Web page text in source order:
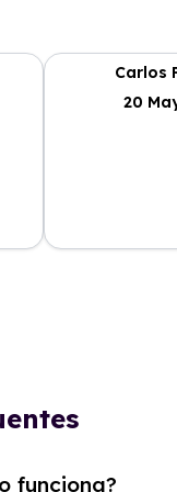
Carlos
20
funciona?